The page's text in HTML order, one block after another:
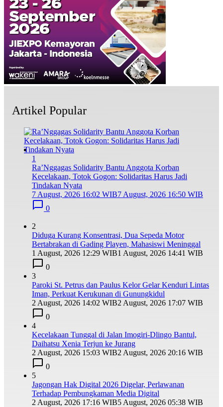
Artikel Popular
1
Ra’Nggagas Solidarity Bantu Anggota Korban
Kecelakaan, Totok Gogon: Solidaritas Harus Jadi
Tindakan Nyata
7 August, 2026 16:02 WIB7 August, 2026 16:50 WIB
0
2
Diduga Kurang Konsentrasi, Dua Sepeda Motor
Bertabrakan di Gading Playen, Mahasiswi Meninggal
1 August, 2026 12:29 WIB1 August, 2026 14:41 WIB
0
3
Paroki St. Petrus dan Paulus Kelor Gelar Kenduri Lintas
Iman, Perkuat Kerukunan di Gunungkidul
2 August, 2026 14:02 WIB2 August, 2026 17:07 WIB
0
4
Kecelakaan Tunggal di Jalan Imogiri-Dlingo Bantul,
Daihatsu Xenia Terjun ke Jurang
2 August, 2026 15:03 WIB2 August, 2026 20:16 WIB
0
5
Jagongan Hak Digital 2026 Digelar, Perlawanan
Terhadap Pembungkaman Media Digital
2 August, 2026 17:16 WIB5 August, 2026 05:38 WIB